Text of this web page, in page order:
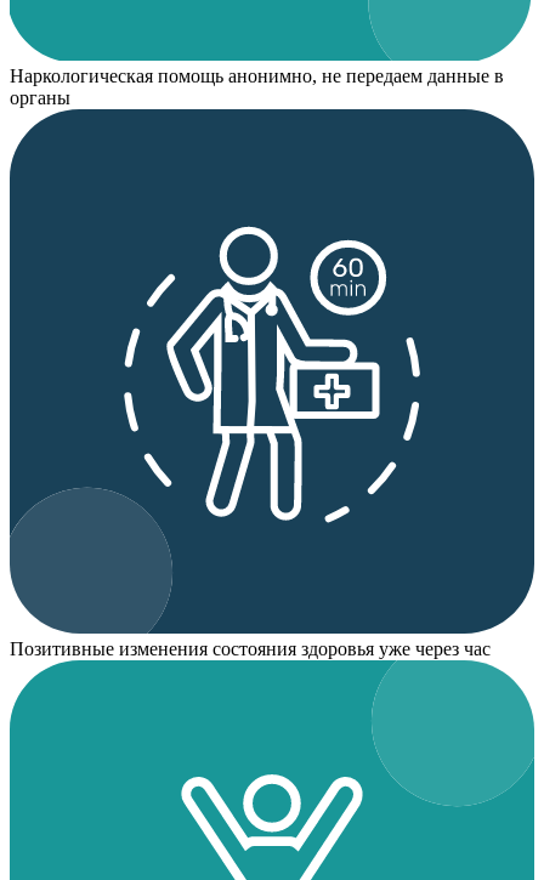
Наркологическая помощь анонимно, не передаем данные в
органы
Позитивные изменения состояния здоровья уже через час